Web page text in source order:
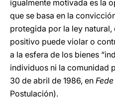
igualmente motivada es la
que se basa en la
protegida por la ley natural,
positivo puede violar o
a la esfera de los bienes
individuos ni la comunidad
30 de abril de 1986, en
Postulación).